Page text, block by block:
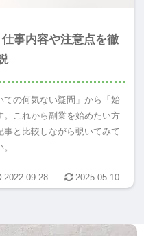
仕事内容や注意点を徹
の何気ない疑問」から「始
これから副業を始めたい方
と比較しながら覗いてみて
2022.09.28 2025.05.10